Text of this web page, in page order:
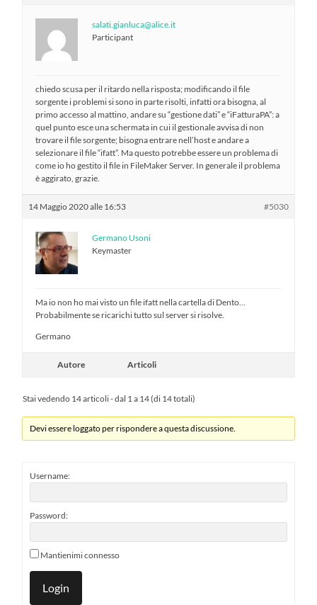
salati.gianluca@alice.it
Participant
chiedo scusa per il ritardo nella risposta; modificando il file
sorgente i problemi si sono in parte risolti, infatti ora bisogna, al
primo accesso al mattino, andare su “gestione dati” e “iFatturaPA”: a
quel punto esce una schermata in cui il gestionale avvisa di non
trovare il file sorgente; bisogna entrare nell’host e andare a
selezionare il file “ifatt”. Ma questo potrebbe essere un problema di
come io ho gestito il file in FileMaker Server. In generale il problema
è aggirato, grazie.
14 Maggio 2020 alle 16:53 #5030
Germano Usoni
Keymaster
Ma io non ho mai visto un file ifatt nella cartella di Dento…
Probabilmente se ricarichi tutto sul server si risolve.
Germano
Autore Articoli
Stai vedendo 14 articoli - dal 1 a 14 (di 14 totali)
Devi essere loggato per rispondere a questa discussione.
Username:
Password:
Mantienimi connesso
Login